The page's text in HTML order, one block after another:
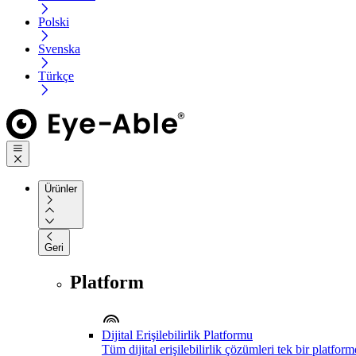
Polski
Svenska
Türkçe
Ürünler
Geri
Platform
Dijital Erişilebilirlik Platformu
Tüm dijital erişilebilirlik çözümleri tek bir